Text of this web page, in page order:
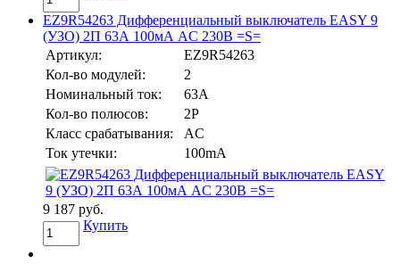
EZ9R54263 Дифференциальный выключатель EASY 9
(УЗО) 2П 63А 100мА AC 230В =S=
Артикул:
EZ9R54263
Кол-во модулей:
2
Номинальный ток:
63А
Кол-во полюсов:
2P
Класс срабатывания:
AC
Ток утечки:
100mA
9 187 руб.
Купить